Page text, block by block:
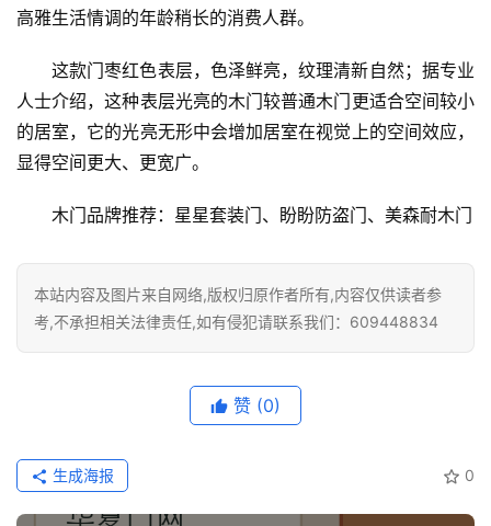
门
卫
生
庭
院
铝
门
登录
高雅生活情调的年龄稍长的消费人群。
这款门枣红色表层，色泽鲜亮，纹理清新自然；据专业
人士介绍，这种表层光亮的木门较普通木门更适合空间较小
的居室，它的光亮无形中会增加居室在视觉上的空间效应，
显得空间更大、更宽广。
木门品牌推荐：星星套装门、盼盼防盗门、美森耐木门
本站内容及图片来自网络,版权归原作者所有,内容仅供读者参
考,不承担相关法律责任,如有侵犯请联系我们：609448834
赞 (0)
0
生成海报